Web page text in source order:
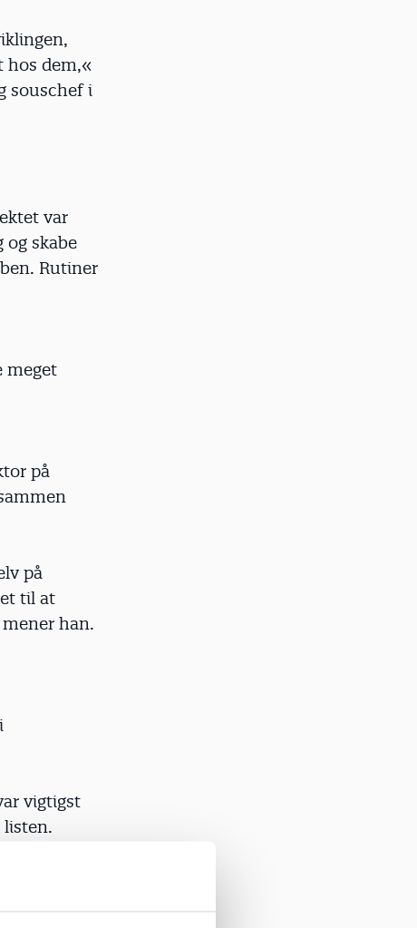
hos dem,«
souschef i
var
skabe
Rutiner
meget
på
på
til at
han.
vigtigst
listen.